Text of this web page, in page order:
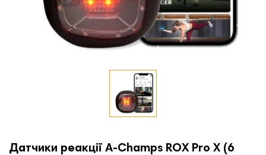
Датчики реакції A-Champs ROX Pro X (6